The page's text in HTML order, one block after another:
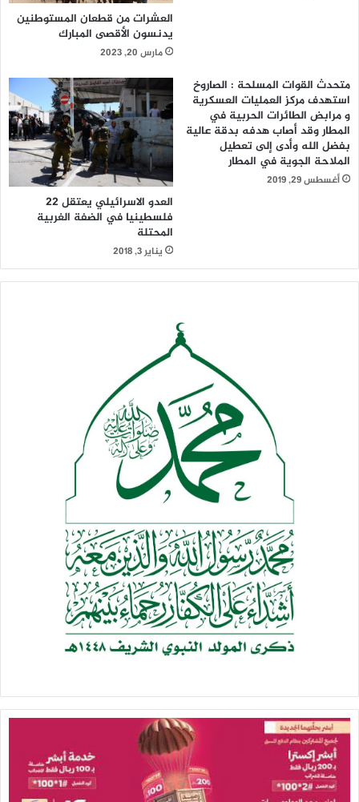
العشرات من قطعان المستوطنين
يدنسون الأقصى المبارك
مارس 20, 2023
متحدث القوات المسلحة : الصاروخ
استهدف مركز العمليات العسكرية
و مرابض الطائرات الحربية في
المطار وقد أصاب هدفه بدقة عالية
بفضل الله وأدى إلى تعطيل
الملاحة الجوية في المطار
أغسطس 29, 2019
العدو الاسرائيلي يعتقل 22
فلسطينيا في الضفة الغربية
المحتلة
يناير 3, 2018